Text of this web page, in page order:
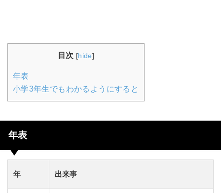
目次 [hide]
年表
小学3年生でもわかるようにすると
年表
年 出来事